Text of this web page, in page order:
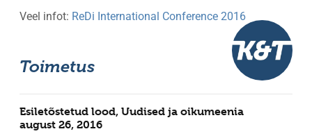
Veel infot: ReDi International Conference 2016
Toimetus
Esiletõstetud lood, Uudised ja oikumeenia
august 26, 2016